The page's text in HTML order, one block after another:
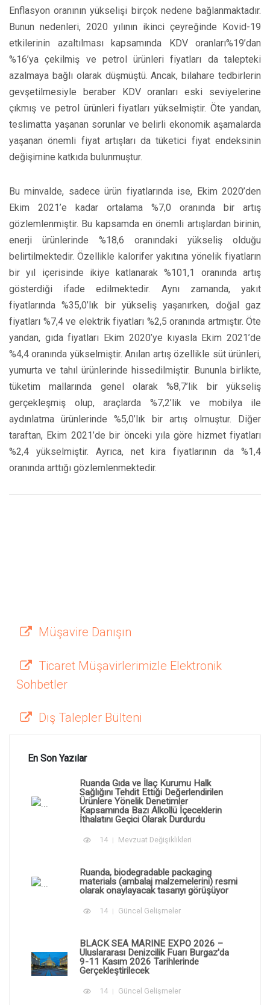
Enflasyon oranının yükselişi birçok nedene bağlanmaktadır.
Bunun nedenleri, 2020 yılının ikinci çeyreğinde Kovid-19
etkilerinin azaltılması kapsamında KDV oranları%19’dan
%16’ya çekilmiş ve petrol ürünleri fiyatları da talepteki
azalmaya bağlı olarak düşmüştü. Ancak, bilahare tedbirlerin
gevşetilmesiyle beraber KDV oranları eski seviyelerine
çıkmış ve petrol ürünleri fiyatları yükselmiştir. Öte yandan,
teslimatta yaşanan sorunlar ve belirli ekonomik aşamalarda
yaşanan önemli fiyat artışları da tüketici fiyat endeksinin
değişimine katkıda bulunmuştur.
Bu minvalde, sadece ürün fiyatlarında ise, Ekim 2020’den
Ekim 2021’e kadar ortalama %7,0 oranında bir artış
gözlemlenmiştir. Bu kapsamda en önemli artışlardan birinin,
enerji ürünlerinde %18,6 oranındaki yükseliş olduğu
belirtilmektedir. Özellikle kalorifer yakıtına yönelik fiyatların
bir yıl içerisinde ikiye katlanarak %101,1 oranında artış
gösterdiği ifade edilmektedir. Aynı zamanda, yakıt
fiyatlarında %35,0’lık bir yükseliş yaşanırken, doğal gaz
fiyatları %7,4 ve elektrik fiyatları %2,5 oranında artmıştır. Öte
yandan, gıda fiyatları Ekim 2020’ye kıyasla Ekim 2021’de
%4,4 oranında yükselmiştir. Anılan artış özellikle süt ürünleri,
yumurta ve tahıl ürünlerinde hissedilmiştir. Bununla birlikte,
tüketim mallarında genel olarak %8,7’lik bir yükseliş
gerçekleşmiş olup, araçlarda %7,2’lik ve mobilya ile
aydınlatma ürünlerinde %5,0’lık bir artış olmuştur. Diğer
taraftan, Ekim 2021’de bir önceki yıla göre hizmet fiyatları
%2,4 yükselmiştir. Ayrıca, net kira fiyatlarının da %1,4
oranında arttığı gözlemlenmektedir.
Müşavire Danışın
Ticaret Müşavirlerimizle Elektronik
Sohbetler
Dış Talepler Bülteni
En Son Yazılar
Ruanda Gıda ve İlaç Kurumu Halk
Sağlığını Tehdit Ettiği Değerlendirilen
Ürünlere Yönelik Denetimler
Kapsamında Bazı Alkollü İçeceklerin
İthalatını Geçici Olarak Durdurdu
14 Mevzuat Değişiklikleri
Ruanda, biodegradable packaging
materials (ambalaj malzemelerini) resmi
olarak onaylayacak tasarıyı görüşüyor
14 Güncel Gelişmeler
BLACK SEA MARINE EXPO 2026 –
Uluslararası Denizcilik Fuarı Burgaz'da
9-11 Kasım 2026 Tarihlerinde
Gerçekleştirilecek
14 Güncel Gelişmeler